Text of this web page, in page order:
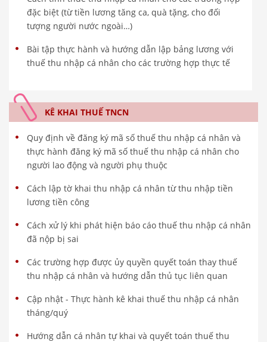
đặc biệt (từ tiền lương tăng ca, quà tặng, cho đối
tượng người nước ngoài…)
Bài tập thực hành và hướng dẫn lập bảng lương với
thuế thu nhập cá nhân cho các trường hợp thực tế
KÊ KHAI THUẾ TNCN
Quy định về đăng ký mã số thuế thu nhập cá nhân và
thực hành đăng ký mã số thuế thu nhập cá nhân cho
người lao động và người phụ thuộc
Cách lập tờ khai thu nhập cá nhân từ thu nhập tiền
lương tiền công
Cách xử lý khi phát hiện báo cáo thuế thu nhập cá nhân
đã nộp bị sai
Các trường hợp được ủy quyền quyết toán thay thuế
thu nhập cá nhân và hướng dẫn thủ tục liên quan
Cập nhật - Thực hành kê khai thuế thu nhập cá nhân
tháng/quý
Hướng dẫn cá nhân tự khai và quyết toán thuế thu